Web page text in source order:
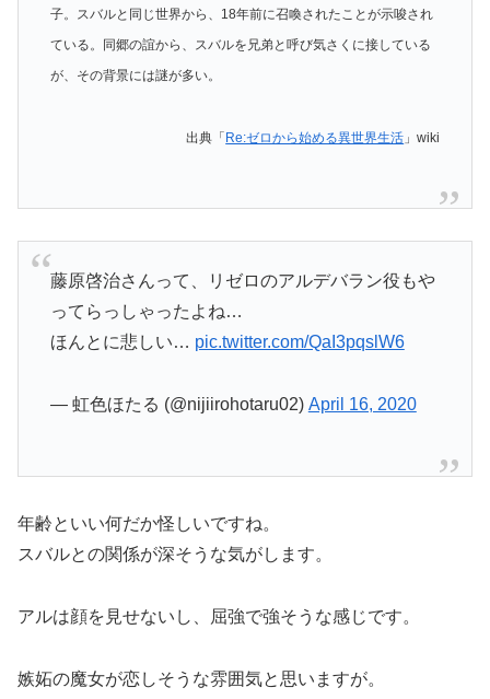
子。スバルと同じ世界から、18年前に召喚されたことが示唆され
ている。同郷の誼から、スバルを兄弟と呼び気さくに接している
が、その背景には謎が多い。
出典「 Re:ゼロから始める異世界生活 」wiki
藤原啓治さんって、リゼロのアルデバラン役もや
ってらっしゃったよね…
ほんとに悲しい… pic.twitter.com/QaI3pqslW6
— 虹色ほたる (@nijiirohotaru02) April 16, 2020
年齢といい何だか怪しいですね。
スバルとの関係が深そうな気がします。
アルは顔を見せないし、屈強で強そうな感じです。
嫉妬の魔女が恋しそうな雰囲気と思いますが。